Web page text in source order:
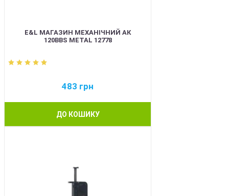
E&L МАГАЗИН МЕХАНІЧНИЙ АК
120BBS METAL 12778
483 грн
ДО КОШИКУ